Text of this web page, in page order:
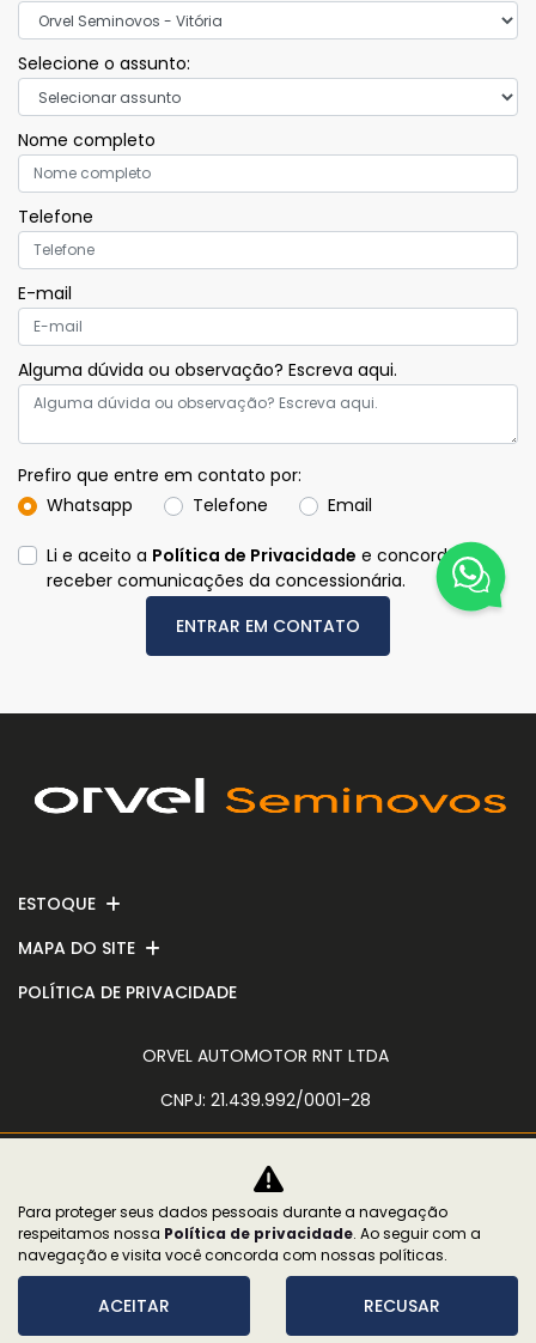
Selecione o assunto:
Nome completo
Telefone
E-mail
Alguma dúvida ou observação? Escreva aqui.
Prefiro que entre em contato por:
Whatsapp
Telefone Email
Li e aceito a Política de Privacidade e concordo em
receber comunicações da concessionária.
ENTRAR EM CONTATO
ESTOQUE
MAPA DO SITE
POLÍTICA DE PRIVACIDADE
ORVEL AUTOMOTOR RNT LTDA
CNPJ: 21.439.992/0001-28
No trânsito, enxergar o outro salva
vidas.
Para proteger seus dados pessoais durante a navegação
respeitamos nossa Política de privacidade. Ao seguir com a
navegação e visita você concorda com nossas políticas.
ACEITAR RECUSAR